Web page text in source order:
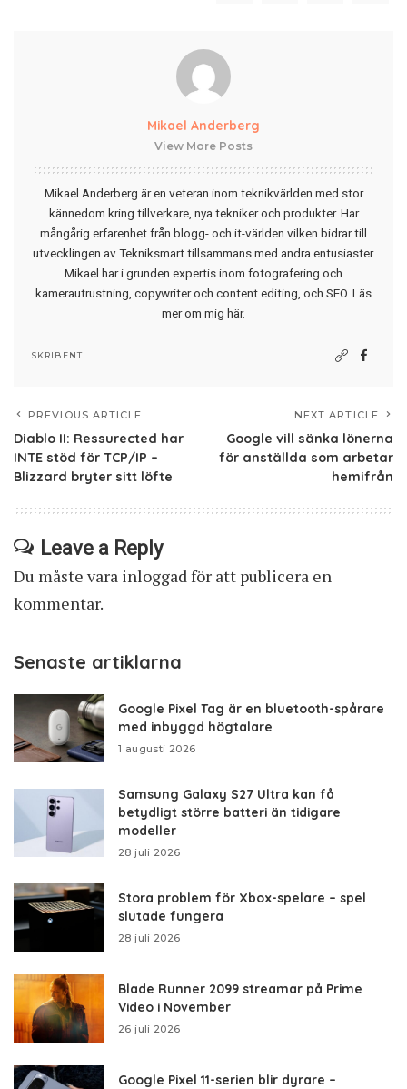
Mikael Anderberg
View More Posts
Mikael Anderberg är en veteran inom teknikvärlden med stor
kännedom kring tillverkare, nya tekniker och produkter. Har
mångårig erfarenhet från blogg- och it-världen vilken bidrar till
utvecklingen av Tekniksmart tillsammans med andra entusiaster.
Mikael har i grunden expertis inom fotografering och
kamerautrustning, copywriter och content editing, och SEO. Läs
mer om mig här.
SKRIBENT
PREVIOUS ARTICLE
Diablo II: Ressurected har
INTE stöd för TCP/IP –
Blizzard bryter sitt löfte
NEXT ARTICLE
Google vill sänka lönerna
för anställda som arbetar
hemifrån
Leave a Reply
Du måste vara inloggadför att publicera en
kommentar.
Senaste artiklarna
Google Pixel Tag är en bluetooth-spårare
med inbyggd högtalare
1 augusti 2026
Samsung Galaxy S27 Ultra kan få
betydligt större batteri än tidigare
modeller
28 juli 2026
Stora problem för Xbox-spelare – spel
slutade fungera
28 juli 2026
Blade Runner 2099 streamar på Prime
Video i November
26 juli 2026
Google Pixel 11-serien blir dyrare –